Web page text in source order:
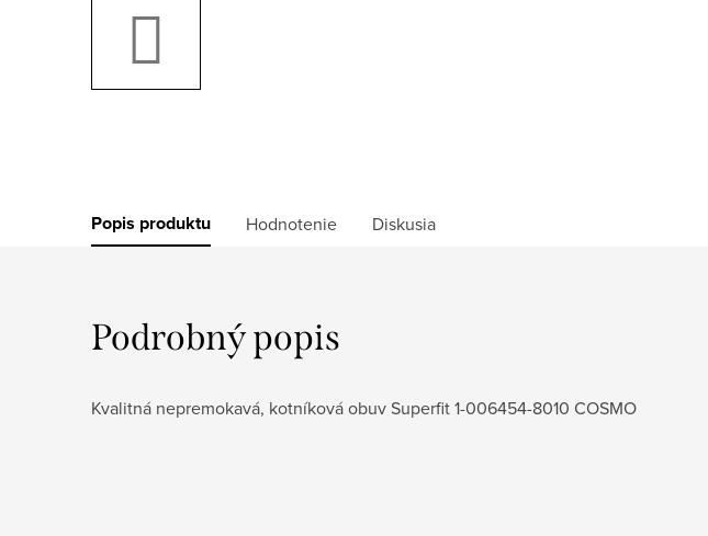
Popis produktu Hodnotenie Diskusia
Podrobný popis
Kvalitná nepremokavá, kotníková obuv Superfit 1-006454-8010 COSMO